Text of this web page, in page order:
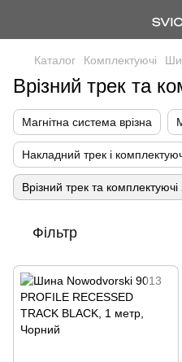
Каталог Комплектуючі
Врізний трек та
Магнітна система врізна
Накладний трек і
Врізний трек та
Фільтр